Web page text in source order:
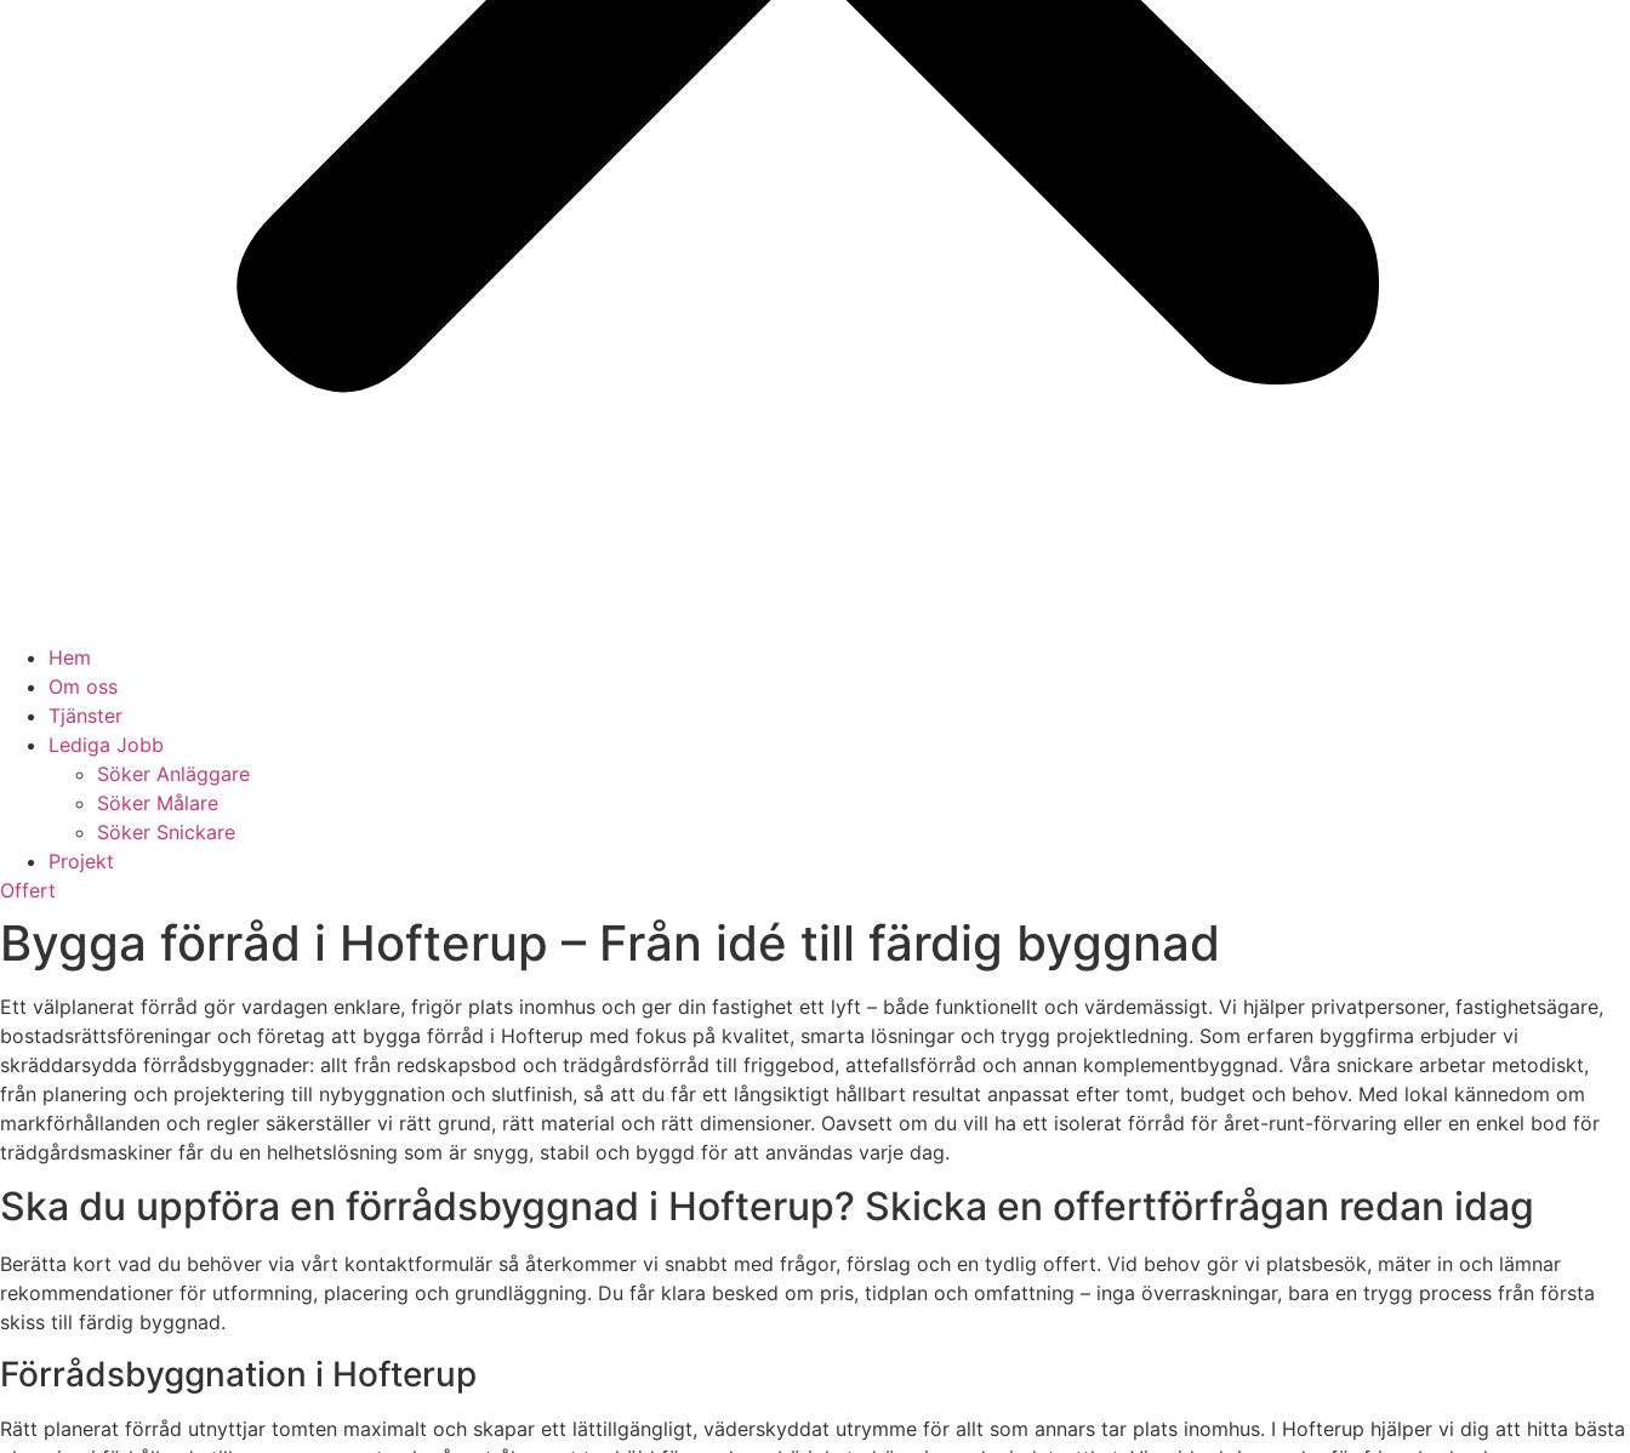
Hem
Om oss
Tjänster
Lediga Jobb
Söker Anläggare
Söker Målare
Söker Snickare
Projekt
Offert
Bygga förråd i Hofterup – Från idé till färdig byggnad
Ett välplanerat förråd gör vardagen enklare, frigör plats inomhus och ger din fastighet ett lyft – både funktionellt och värdemässigt. Vi hjälper privatpersoner, fastighetsägare,
bostadsrättsföreningar och företag att bygga förråd i Hofterup med fokus på kvalitet, smarta lösningar och trygg projektledning. Som erfaren byggfirma erbjuder vi
skräddarsydda förrådsbyggnader: allt från redskapsbod och trädgårdsförråd till friggebod, attefallsförråd och annan komplementbyggnad. Våra snickare arbetar metodiskt,
från planering och projektering till nybyggnation och slutfinish, så att du får ett långsiktigt hållbart resultat anpassat efter tomt, budget och behov. Med lokal kännedom om
markförhållanden och regler säkerställer vi rätt grund, rätt material och rätt dimensioner. Oavsett om du vill ha ett isolerat förråd för året-runt-förvaring eller en enkel bod för
trädgårdsmaskiner får du en helhetslösning som är snygg, stabil och byggd för att användas varje dag.
Ska du uppföra en förrådsbyggnad i Hofterup? Skicka en offertförfrågan redan idag
Berätta kort vad du behöver via vårt kontaktformulär så återkommer vi snabbt med frågor, förslag och en tydlig offert. Vid behov gör vi platsbesök, mäter in och lämnar
rekommendationer för utformning, placering och grundläggning. Du får klara besked om pris, tidplan och omfattning – inga överraskningar, bara en trygg process från första
skiss till färdig byggnad.
Förrådsbyggnation i Hofterup
Rätt planerat förråd utnyttjar tomten maximalt och skapar ett lättillgängligt, väderskyddat utrymme för allt som annars tar plats inomhus. I Hofterup hjälper vi dig att hitta bästa